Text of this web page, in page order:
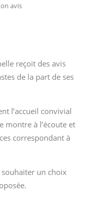
avis
reçoit des avis
de la part de ses
l’accueil convivial
montre à l’écoute et
correspondant à
un choix